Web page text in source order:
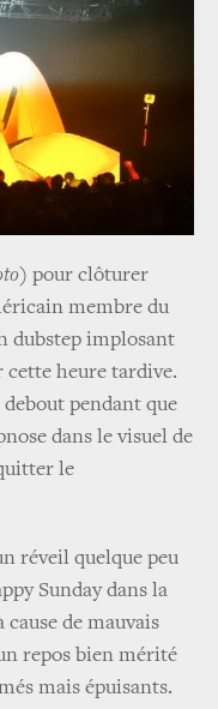
pour clôturer
membre du
dubstep implosant
cette heure tardive.
pendant que
dans le visuel de
le
réveil quelque peu
Sunday dans la
de mauvais
repos bien mérité
mais épuisants.